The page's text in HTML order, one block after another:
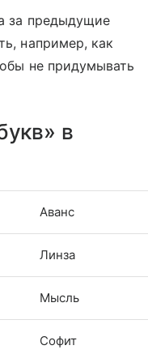
за предыдущие
например, как
не придумывать
в
Аванс
Линза
Мысль
Софит